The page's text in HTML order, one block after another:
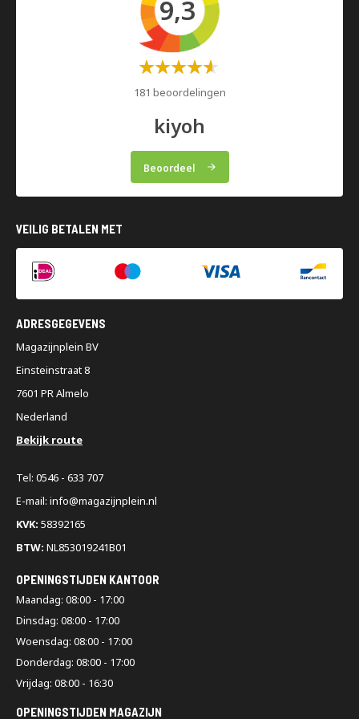
9,3
Waardering:
181 beoordelingen
kiyoh
Beoordeel
VEILIG BETALEN MET
ADRESGEGEVENS
Magazijnplein BV
Einsteinstraat 8
7601 PR Almelo
Nederland
Bekijk route
Tel: 0546 - 633 707
E-mail: info@magazijnplein.nl
KVK: 58392165
BTW: NL853019241B01
OPENINGSTIJDEN KANTOOR
Maandag: 08:00 - 17:00
Dinsdag: 08:00 - 17:00
Woensdag: 08:00 - 17:00
Donderdag: 08:00 - 17:00
Vrijdag: 08:00 - 16:30
OPENINGSTIJDEN MAGAZIJN